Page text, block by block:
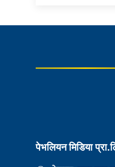
पेभलियन मिडिया